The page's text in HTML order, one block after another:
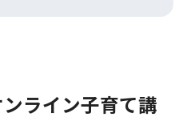
ライン子育て講